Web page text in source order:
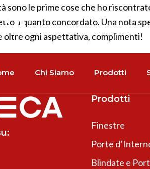
Chi Siamo Prodotti
sono le prime cose che ho
a quanto concordato. Una nota
oltre ogni aspettativa, complimenti!
Prodotti
Finestre
Porte
Blindate e